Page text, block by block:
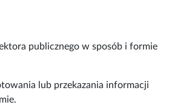
publicznego w sposób i formie
lub przekazania informacji